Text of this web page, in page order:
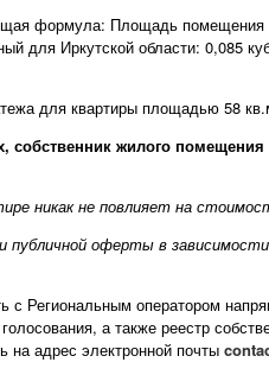
формула: Площадь
для Иркутской области: 0,085
для квартиры площадью 58
жилого помещения
никак не повлияет на
публичной оферты в
с Региональным оператором
голосования, а также реестр
на адрес электронной почты